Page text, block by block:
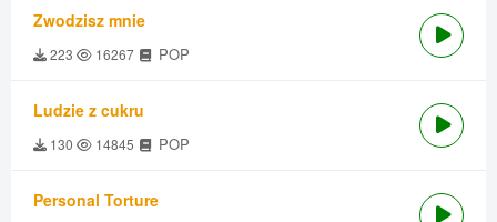
Zwodzisz mnie
223 16267 POP
Ludzie z cukru
130 14845 POP
Personal Torture